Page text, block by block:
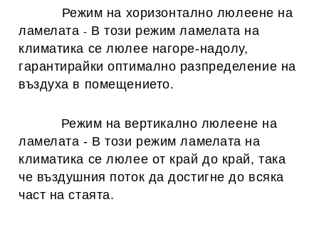
Режим на хоризонтално люлеене на
ламелата - В този режим ламелата на
климатика се люлее нагоре-надолу,
гарантирайки оптимално разпределение на
въздуха в помещението.
Режим на вертикално люлеене на
ламелата - В този режим ламелата на
климатика се люлее от край до край, така
че въздушния поток да достигне до всяка
част на стаята.